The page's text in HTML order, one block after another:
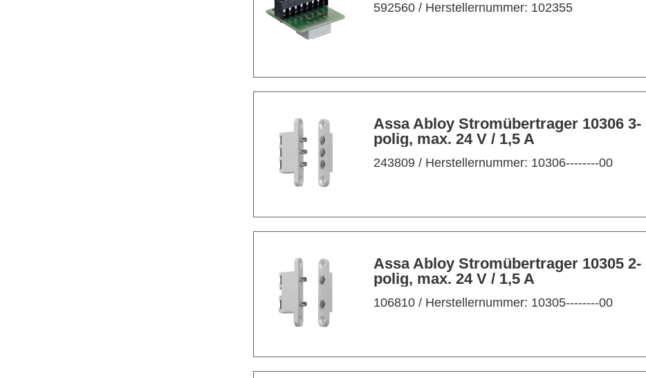
592560/ Herstellernummer: 102355
Assa Abloy Stromübertrager 10306 3-
polig, max. 24 V / 1,5 A
243809/ Herstellernummer: 10306--------00
Assa Abloy Stromübertrager 10305 2-
polig, max. 24 V / 1,5 A
106810/ Herstellernummer: 10305--------00